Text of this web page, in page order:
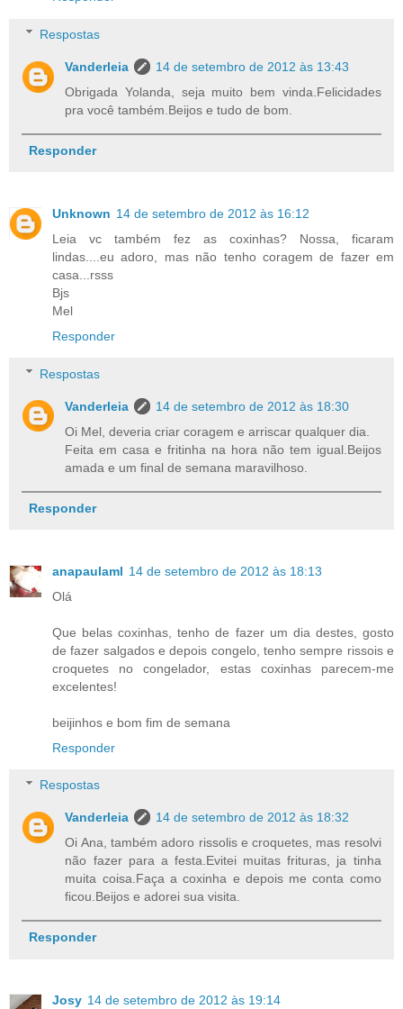
Respostas
Vanderleia
14 de setembro de 2012 às 13:43
Obrigada Yolanda, seja muito bem vinda.Felicidades
pra você também.Beijos e tudo de bom.
Responder
Unknown 14 de setembro de 2012 às 16:12
Leia vc também fez as coxinhas? Nossa, ficaram
lindas....eu adoro, mas não tenho coragem de fazer em
casa...rsss
Bjs
Mel
Responder
Respostas
Vanderleia
14 de setembro de 2012 às 18:30
Oi Mel, deveria criar coragem e arriscar qualquer dia.
Feita em casa e fritinha na hora não tem igual.Beijos
amada e um final de semana maravilhoso.
Responder
anapaulaml 14 de setembro de 2012 às 18:13
Olá
Que belas coxinhas, tenho de fazer um dia destes, gosto
de fazer salgados e depois congelo, tenho sempre rissois e
croquetes no congelador, estas coxinhas parecem-me
excelentes!
beijinhos e bom fim de semana
Responder
Respostas
Vanderleia
14 de setembro de 2012 às 18:32
Oi Ana, também adoro rissolis e croquetes, mas resolvi
não fazer para a festa.Evitei muitas frituras, ja tinha
muita coisa.Faça a coxinha e depois me conta como
ficou.Beijos e adorei sua visita.
Responder
Josy 14 de setembro de 2012 às 19:14